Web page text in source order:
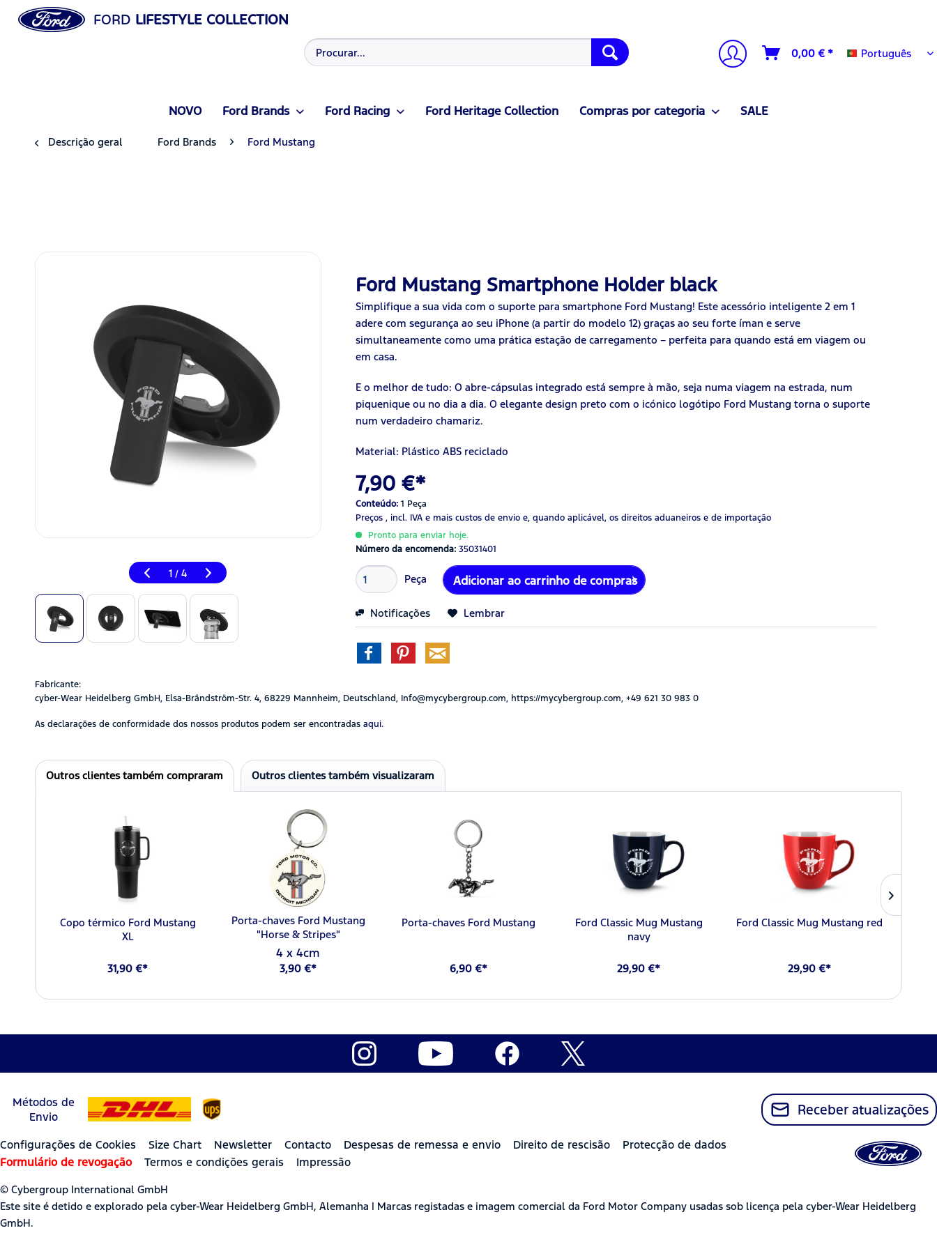
FORD LIFESTYLE COLLECTION
0,00 € * Português
Português
NOVO Ford Brands Ford Racing Ford Heritage Collection Compras por categoria SALE
Descrição geral Ford Brands Ford Mustang
1 / 4
Ford Mustang Smartphone Holder black
Simplifique a sua vida com o suporte para smartphone Ford Mustang! Este acessório inteligente 2 em 1
adere com segurança ao seu iPhone (a partir do modelo 12) graças ao seu forte íman e serve
simultaneamente como uma prática estação de carregamento – perfeita para quando está em viagem ou
em casa.
E o melhor de tudo: O abre-cápsulas integrado está sempre à mão, seja numa viagem na estrada, num
piquenique ou no dia a dia. O elegante design preto com o icónico logótipo Ford Mustang torna o suporte
num verdadeiro chamariz.
Material: Plástico ABS reciclado
7,90 €*
Conteúdo:1 Peça
Preços , incl. IVAe mais custos de envio e, quando aplicável, os direitos aduaneiros e de importação
Pronto para enviar hoje.
Número da encomenda:35031401
Peça Adicionar ao carrinho de compras
Notificações Lembrar
Fabricante:
cyber-Wear Heidelberg GmbH, Elsa-Brändström-Str. 4, 68229 Mannheim, Deutschland, Info@mycybergroup.com, https://mycybergroup.com, +49 621 30 983 0
As declarações de conformidade dos nossos produtos podem ser encontradas aqui.
Outros clientes também compraram Outros clientes também visualizaram
Copo térmico Ford Mustang
XL
31,90 €*
Porta-chaves Ford Mustang
"Horse & Stripes"
4 x 4cm
3,90 €*
Porta-chaves Ford Mustang
6,90 €*
Ford Classic Mug Mustang
navy
29,90 €*
Ford Classic Mug Mustang red
29,90 €*
Métodos de
Envio
Receber atualizações
Configurações de Cookies Size Chart Newsletter Contacto Despesas de remessa e envio Direito de rescisão
Protecção de dados
Formulário de revogação
Termos e condições gerais Impressão
© Cybergroup International GmbH
Este site é detido e explorado pela cyber-Wear Heidelberg GmbH, Alemanha | Marcas registadas e imagem comercial da Ford Motor Company usadas sob licença pela cyber-Wear Heidelberg
GmbH.